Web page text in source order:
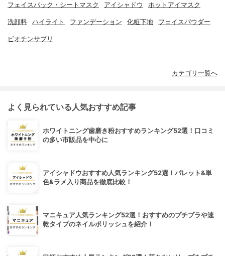
フェイスパック・シートマスク アイシャドウ ホットアイマスク
洗顔料 ハイライト ファンデーション 化粧下地 フェイスパウダー
ビオチンサプリ
カテゴリ一覧へ
よく見られている人気おすすめ記事
ホワイトニング歯磨き粉おすすめランキング52選！口コミ
の多い市販品を中心に
アイシャドウおすすめ人気ランキング52選！パレット&単
色&ラメ入り商品を徹底比較！
マニキュア人気ランキング52選！おすすめのプチプラや速
乾タイプのネイルポリッシュを紹介！